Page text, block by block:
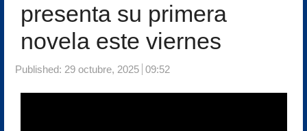
presenta su primera
novela este viernes
Published: 29 octubre, 2025 09:52